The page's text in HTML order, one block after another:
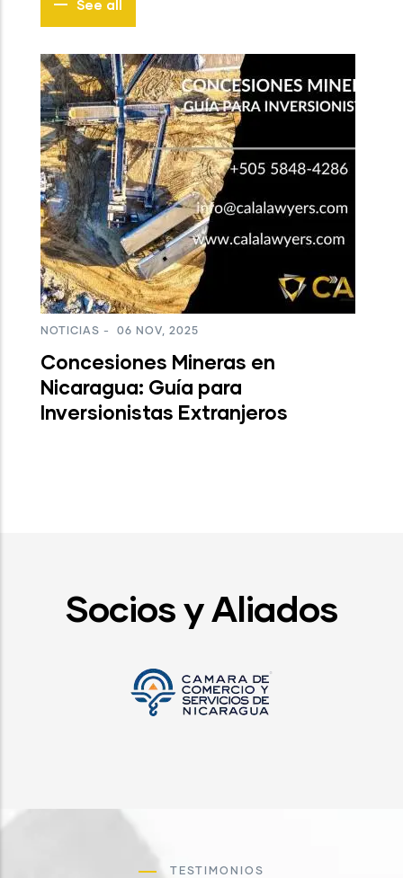
See all
NOTICIAS - 06 NOV, 2025
Concesiones Mineras en
Nicaragua: Guía para
Inversionistas Extranjeros
Socios y Aliados
TESTIMONIOS